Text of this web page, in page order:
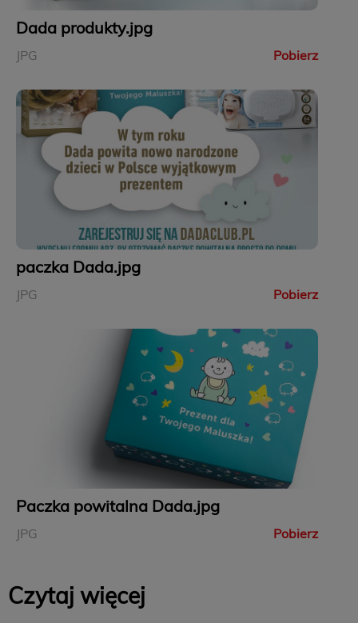
Dada produkty.jpg
JPG Pobierz
paczka Dada.jpg
JPG Pobierz
Paczka powitalna Dada.jpg
JPG Pobierz
Czytaj więcej